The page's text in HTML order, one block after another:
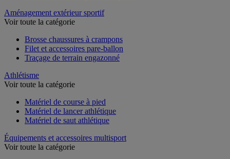
Aménagement extérieur sportif
Voir toute la catégorie
Brosse chaussures à crampons
Filet et accessoires pare-ballon
Traçage de terrain engazonné
Athlétisme
Voir toute la catégorie
Matériel de course à pied
Matériel de lancer athlétique
Matériel de saut athlétique
Équipements et accessoires multisport
Voir toute la catégorie